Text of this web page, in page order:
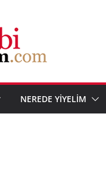
NEREDE YİYELİM